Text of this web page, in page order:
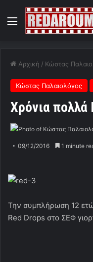
Menu
Αρχική / Κώστας
Κώστας Παλαιολόγος
Χρόνια πολλά
09/12/2016 1 minute
Την συμπλήρωση 12
Red Drops στο ΣΕΦ